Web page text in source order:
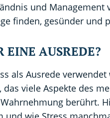
und
finden, gesünder und
EINE AUSREDE?
als Ausrede
das viele Aspekte des
berührt.